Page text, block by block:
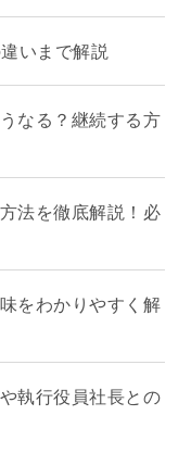
いまで解説
なる？継続する方
法を徹底解説！必
をわかりやすく解
執行役員社長との